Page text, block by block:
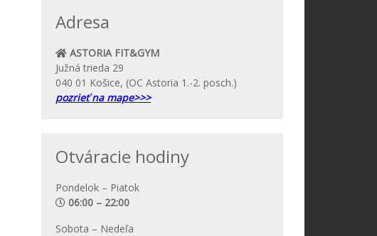
Adresa
ASTORIA FIT&GYM
Južná trieda 29
040 01 Košice, (OC Astoria 1.-2. posch.)
pozrieť na mape>>>
Otváracie hodiny
Pondelok – Piatok
06:00 – 22:00
Sobota – Nedeľa